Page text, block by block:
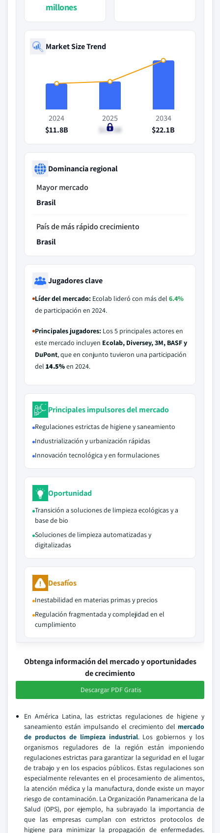
millones
Market Size Trend
2024
$11.8B
2025
$12.5B
2034
$22.1B
Dominancia regional
Mayor mercado
Brasil
País de más rápido crecimiento
Brasil
Jugadores clave
Líder del mercado: Ecolab lideró con más del 6.4%
de participación en 2024.
Principales jugadores: Los 5 principales actores en
este mercado incluyen Ecolab, Diversey, 3M, BASF y
DuPont, que en conjunto tuvieron una participación
del 14.5%en 2024.
Principales impulsores del mercado
Regulaciones estrictas de higiene y saneamiento
Industrialización y urbanización rápidas
Innovación tecnológica y en formulaciones
Oportunidad
Transición a soluciones de limpieza ecológicas y a
base de bio
Soluciones de limpieza automatizadas y
digitalizadas
Desafíos
Inestabilidad en materias primas y precios
Regulación fragmentada y complejidad en el
cumplimiento
Obtenga información del mercado y oportunidades
de crecimiento
Descargar PDF Gratis
En América Latina, las estrictas regulaciones de higiene y
saneamiento están impulsando el crecimiento del mercado
de productos de limpieza industrial. Los gobiernos y los
organismos reguladores de la región están imponiendo
regulaciones estrictas para garantizar la seguridad en el lugar
de trabajo y en los espacios públicos. Estas regulaciones son
especialmente relevantes en el procesamiento de alimentos,
la atención médica y la manufactura, donde existe un mayor
riesgo de contaminación. La Organización Panamericana de la
Salud (OPS), por ejemplo, ha subrayado la importancia de
que las empresas cumplan con estrictos protocolos de
higiene para minimizar la propagación de enfermedades.